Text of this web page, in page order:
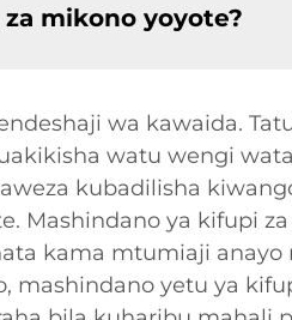
mikono yoyote?
wa kawaida.
watu wengi
kubadilisha
Mashindano ya kifupi
kama mtumiaji anayo
mashindano yetu ya